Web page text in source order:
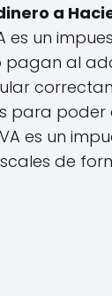
a
un
pagan al
para
es un
de